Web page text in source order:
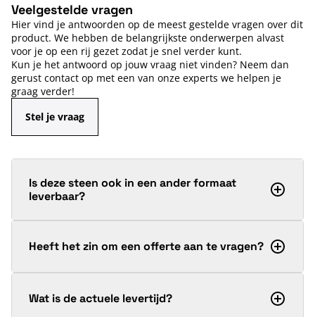
Veelgestelde vragen
Hier vind je antwoorden op de meest gestelde vragen over dit
product. We hebben de belangrijkste onderwerpen alvast
voor je op een rij gezet zodat je snel verder kunt.
Kun je het antwoord op jouw vraag niet vinden? Neem dan
gerust contact op met een van onze experts we helpen je
graag verder!
Stel je vraag
Is deze steen ook in een ander formaat
leverbaar?
Heeft het zin om een offerte aan te vragen?
Wat is de actuele levertijd?